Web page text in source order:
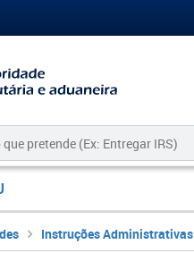
Instruções Administrativas